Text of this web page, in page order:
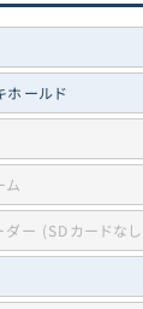
ホールド
ム
ダー (SDカードな